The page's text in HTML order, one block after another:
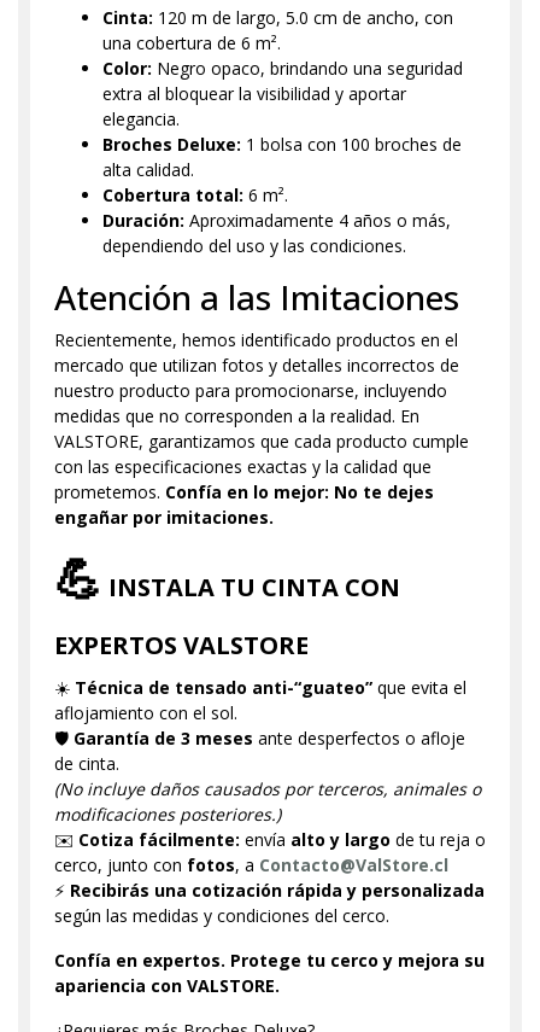
Cinta: 120 m de largo, 5.0 cm de ancho, con
una cobertura de 6 m².
Color: Negro opaco, brindando una seguridad
extra al bloquear la visibilidad y aportar
elegancia.
Broches Deluxe: 1 bolsa con 100 broches de
alta calidad.
Cobertura total: 6 m².
Duración: Aproximadamente 4 años o más,
dependiendo del uso y las condiciones.
Atención a las Imitaciones
Recientemente, hemos identificado productos en el
mercado que utilizan fotos y detalles incorrectos de
nuestro producto para promocionarse, incluyendo
medidas que no corresponden a la realidad. En
VALSTORE, garantizamos que cada producto cumple
con las especificaciones exactas y la calidad que
prometemos. Confía en lo mejor: No te dejes
engañar por imitaciones.
💪 INSTALA TU CINTA CON
EXPERTOS VALSTORE
☀️ Técnica de tensado anti-“guateo” que evita el
aflojamiento con el sol.
🛡️ Garantía de 3 meses ante desperfectos o afloje
de cinta.
(No incluye daños causados por terceros, animales o
modificaciones posteriores.)
✉️ Cotiza fácilmente: envía alto y largo de tu reja o
cerco, junto con fotos, a Contacto@ValStore.cl
⚡ Recibirás una cotización rápida y personalizada
según las medidas y condiciones del cerco.
Confía en expertos. Protege tu cerco y mejora su
apariencia con VALSTORE.